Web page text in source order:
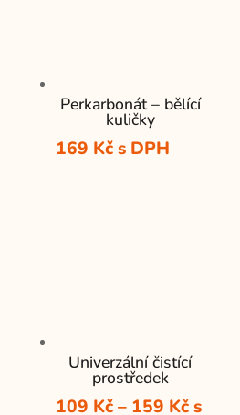
Perkarbonát – bělící
kuličky
169 Kč s DPH
Univerzální čistící
prostředek
109 Kč – 159 KčRozpětí
s